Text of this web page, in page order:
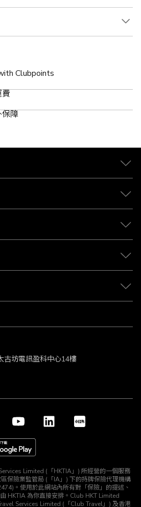
Clubpoints
保障
古坊電訊盈科中心14樓
Limited (「HKTIA」) 所經營的一個服務
保險業監管局 (「IA」) 下的持牌保險代理機構
。使用於此網站內所有對「保險」的提述、
HKTIA 為你直接安排。Club HKT Limited
Services Limited (「Club Travel」) 及香港